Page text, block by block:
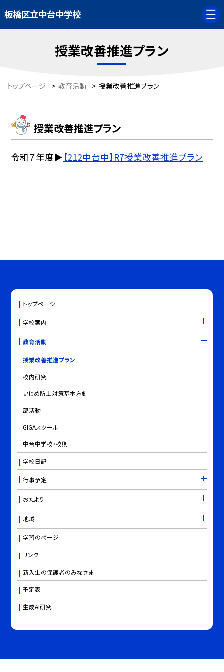
板橋区立中台中学校
授業改善推進プラン
トップページ > 教育活動 > 授業改善推進プラン
授業改善推進プラン
令和７年度▶ 【212中台中】R7授業改善推進プラン
トップページ
学校案内
教育活動
授業改善推進プラン
校内研究
いじめ防止対策基本方針
部活動
GIGAスクール
中台中学校・校則
学校日記
行事予定
おたより
地域
学習のページ
リンク
新入生の保護者のみなさま
予定表
生成AI研究